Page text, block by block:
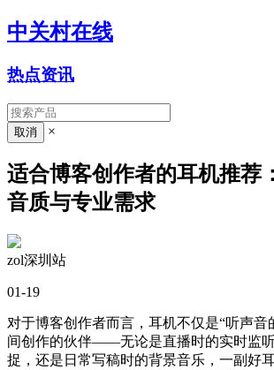
中关村在线
热点资讯
×
适合博客创作者的耳机推荐
音质与专业需求
zol深圳站
01-19
对于博客创作者而言，耳机不仅是“听声音
间创作的伙伴——无论是直播时的实时监
捉，还是日常写稿时的背景音乐，一副好